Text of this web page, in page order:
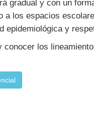
gradual y con un
a los espacios
epidemiológica y
los